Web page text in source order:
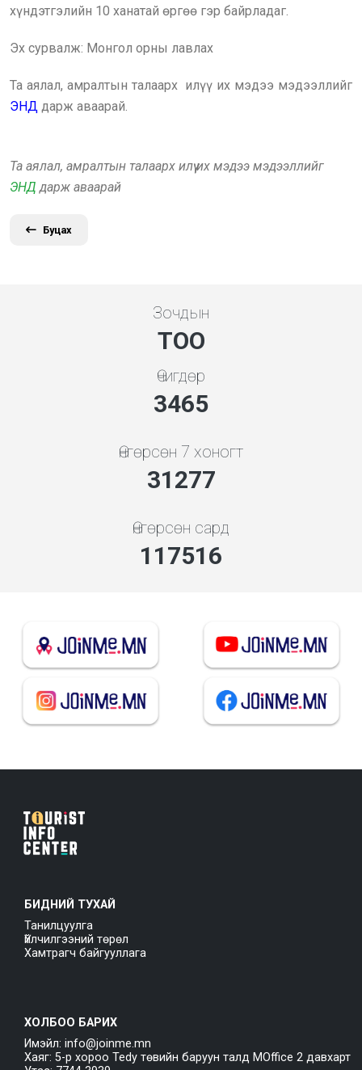
хүндэтгэлийн 10 ханатай өргөө гэр байрладаг.
Эх сурвалж: Монгол орны лавлах
Та аялал, амралтын талаарх илүү их мэдээ мэдээллийг
ЭНД дарж аваарай.
Та аялал, амралтын талаарх илүү их мэдээ мэдээллийг
ЭНД дарж аваарай
Буцах
Зочдын
ТОО
Өчигдөр
3865
Өнгөрсөн 7 хоногт
34886
Өнгөрсөн сард
131075
БИДНИЙ ТУХАЙ
Танилцуулга
Үйлчилгээний төрөл
Хамтрагч байгууллага
ХОЛБОО БАРИХ
Имэйл: info@joinme.mn
Хаяг: 5-р хороо Tedy төвийн баруун талд MOffice 2 давхарт